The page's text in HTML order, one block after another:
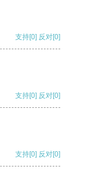
支持[0] 反对[0]
支持[0] 反对[0]
支持[0] 反对[0]